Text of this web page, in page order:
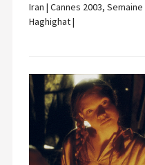
Iran | Cannes 2003,
Haghighat |